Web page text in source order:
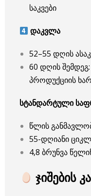
საკვები
დაკვლა
52–55 დღის
60 დღის
პროდუქციის
სტანდარტული
წლის
55-დღიანი
4,8 ბრუნვა
ჯიშების